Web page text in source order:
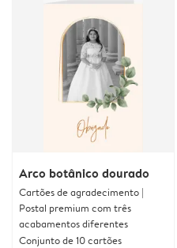
Arco botânico dourado
Cartões de agradecimento |
Postal premium com três
acabamentos diferentes
Conjunto de 10 cartões